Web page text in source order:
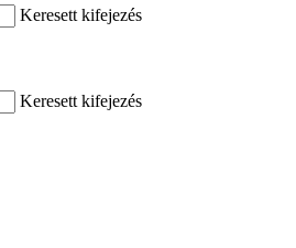
Keresett kifejezés
Keresett kifejezés